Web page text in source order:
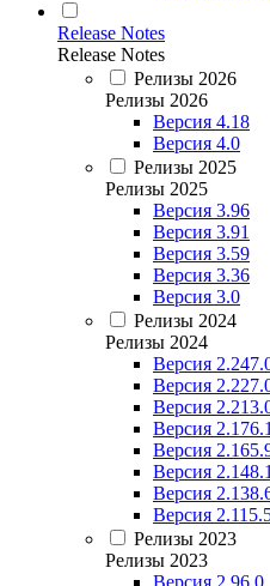
Release Notes
Release Notes
Релизы 2026
Релизы 2026
Версия 4.18
Версия 4.0
Релизы 2025
Релизы 2025
Версия 3.96
Версия 3.91
Версия 3.59
Версия 3.36
Версия 3.0
Релизы 2024
Релизы 2024
Версия
Версия
Версия
Версия
Версия
Версия
Версия
Версия
Релизы 2023
Релизы 2023